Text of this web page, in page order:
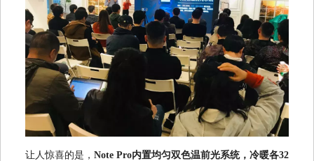
让人惊喜的是， Note Pro内置均匀双色温前光系统，冷暖各32